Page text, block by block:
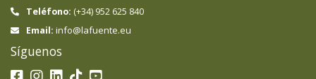
Teléfono: (+34) 952 625 840
Email: info@lafuente.eu
Síguenos